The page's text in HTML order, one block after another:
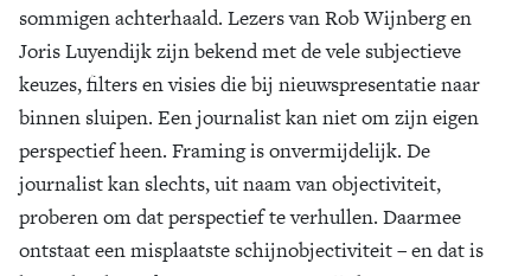
sommigen achterhaald. Lezers van Rob Wijnberg en
Joris Luyendijk zijn bekend met de vele subjectieve
keuzes, filters en visies die bij nieuwspresentatie naar
binnen sluipen. Een journalist kan niet om zijn eigen
perspectief heen. Framing is onvermijdelijk. De
journalist kan slechts, uit naam van objectiviteit,
proberen om dat perspectief te verhullen. Daarmee
ontstaat een misplaatste schijnobjectiviteit – en dat is